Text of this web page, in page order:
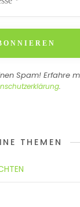
Spam! Erfahre
.
THEMEN